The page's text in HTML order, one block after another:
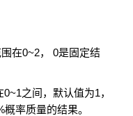
在0~2， 0是固定结
之间，默认值为1，
率质量的结果。